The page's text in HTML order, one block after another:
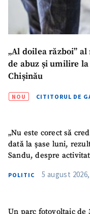
„Al doilea război”
de abuz și umilire
Chișinău
NOU CITITORUL DE
„Nu este corect să
dată la șase luni,
Sandu, despre
POLITIC 5 august
Un parc fotovoltaic de